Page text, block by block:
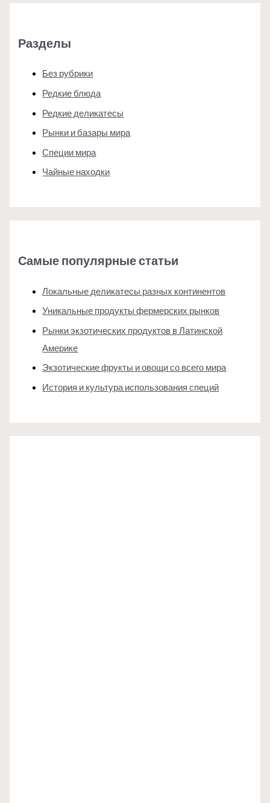
Разделы
Без рубрики
Редкие блюда
Редкие деликатесы
Рынки и базары мира
Специи мира
Чайные находки
Самые популярные статьи
Локальные деликатесы разных континентов
Уникальные продукты фермерских рынков
Рынки экзотических продуктов в Латинской
Америке
Экзотические фрукты и овощи со всего мира
История и культура использования специй